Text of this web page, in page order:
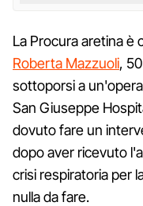
La Procura aretina è
Roberta Mazzuoli,
sottoporsi a
San Giuseppe
dovuto fare un
dopo aver ricevuto
crisi respiratoria per
nulla da fare.